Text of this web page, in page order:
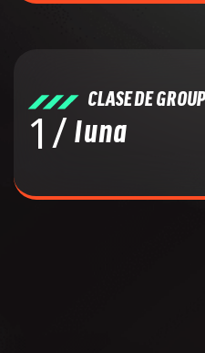
CLASE DE GROUP
1/ luna